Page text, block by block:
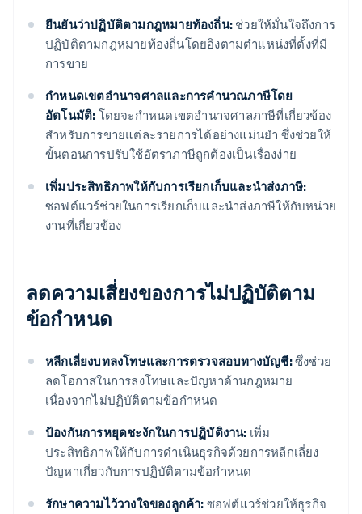
ยืนยันว่าปฏิบัติตามกฎหมายท้องถิ่น: ช่วยให้มั่นใจถึงการ
ปฏิบัติตามกฎหมายท้องถิ่นโดยอิงตามตำแหน่งที่ตั้งที่มี
การขาย
กําหนดเขตอํานาจศาลและการคํานวณภาษีโดย
อัตโนมัติ: โดยจะกําหนดเขตอํานาจศาลภาษีที่เกี่ยวข้อง
สําหรับการขายแต่ละรายการได้อย่างแม่นยํา ซึ่งช่วยให้
ขั้นตอนการปรับใช้อัตราภาษีถูกต้องเป็นเรื่องง่าย
เพิ่มประสิทธิภาพให้กับการเรียกเก็บและนําส่งภาษี:
ซอฟต์แวร์ช่วยในการเรียกเก็บและนําส่งภาษีให้กับหน่วย
งานที่เกี่ยวข้อง
ลดความเสี่ยงของการไม่ปฏิบัติตาม
ข้อกําหนด
หลีกเลี่ยงบทลงโทษและการตรวจสอบทางบัญชี:ซึ่งช่วย
ลดโอกาสในการลงโทษและปัญหาด้านกฎหมาย
เนื่องจากไม่ปฏิบัติตามข้อกําหนด
ป้องกันการหยุดชะงักในการปฏิบัติงาน: เพิ่ม
ประสิทธิภาพให้กับการดําเนินธุรกิจด้วยการหลีกเลี่ยง
ปัญหาเกี่ยวกับการปฏิบัติตามข้อกําหนด
รักษาความไว้วางใจของลูกค้า: ซอฟต์แวร์ช่วยให้ธุรกิจ